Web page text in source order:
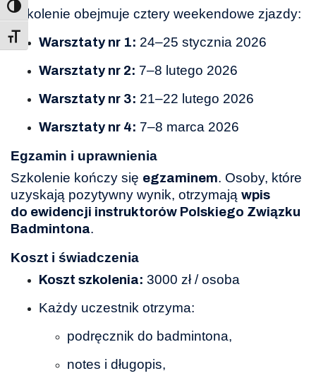
Toggle Font size
Szkolenie obejmuje cztery weekendowe zjazdy:
Warsztaty nr 1: 24–25 stycznia 2026
Warsztaty nr 2: 7–8 lutego 2026
Warsztaty nr 3: 21–22 lutego 2026
Warsztaty nr 4: 7–8 marca 2026
Egzamin i uprawnienia
Szkolenie kończy się egzaminem. Osoby, które
uzyskają pozytywny wynik, otrzymają wpis
do ewidencji instruktorów Polskiego Związku
Badmintona.
Koszt i świadczenia
Koszt szkolenia: 3000 zł / osoba
Każdy uczestnik otrzyma:
podręcznik do badmintona,
notes i długopis,